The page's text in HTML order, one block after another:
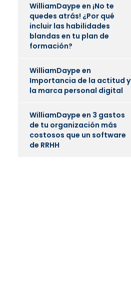
WilliamDaype en ¡No te
quedes atrás! ¿Por qué
incluir las habilidades
blandas en tu plan de
formación?
WilliamDaype en
Importancia de la actitud y
la marca personal digital
WilliamDaype en 3 gastos
de tu organización más
costosos que un software
de RRHH